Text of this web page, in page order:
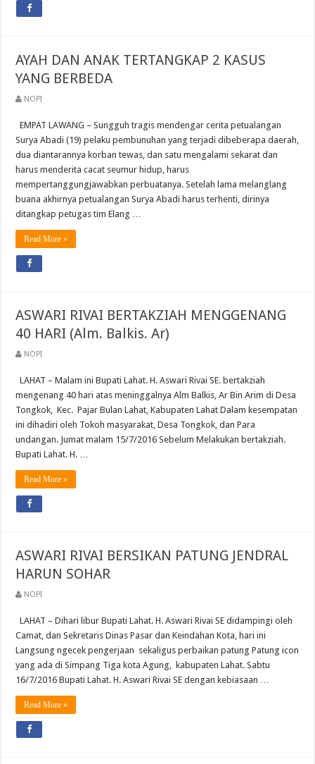
AYAH DAN ANAK TERTANGKAP 2 KASUS
YANG BERBEDA
NOPI
EMPAT LAWANG – Sungguh tragis mendengar cerita petualangan
Surya Abadi (19) pelaku pembunuhan yang terjadi dibeberapa daerah,
dua diantarannya korban tewas, dan satu mengalami sekarat dan
harus menderita cacat seumur hidup, harus
mempertanggungjawabkan perbuatanya. Setelah lama melanglang
buana akhirnya petualangan Surya Abadi harus terhenti, dirinya
ditangkap petugas tim Elang …
Read More »
ASWARI RIVAI BERTAKZIAH MENGGENANG
40 HARI (Alm. Balkis. Ar)
NOPI
LAHAT – Malam ini Bupati Lahat. H. Aswari Rivai SE. bertakziah
mengenang 40 hari atas meninggalnya Alm Balkis, Ar Bin Arim di Desa
Tongkok, Kec. Pajar Bulan Lahat, Kabupaten Lahat Dalam kesempatan
ini dihadiri oleh Tokoh masyarakat, Desa Tongkok, dan Para
undangan. Jumat malam 15/7/2016 Sebelum Melakukan bertakziah.
Bupati Lahat. H. …
Read More »
ASWARI RIVAI BERSIKAN PATUNG JENDRAL
HARUN SOHAR
NOPI
LAHAT – Dihari libur Bupati Lahat. H. Aswari Rivai SE didampingi oleh
Camat, dan Sekretaris Dinas Pasar dan Keindahan Kota, hari ini
Langsung ngecek pengerjaan sekaligus perbaikan patung Patung icon
yang ada di Simpang Tiga kota Agung, kabupaten Lahat. Sabtu
16/7/2016 Bupati Lahat. H. Aswari Rivai SE dengan kebiasaan …
Read More »